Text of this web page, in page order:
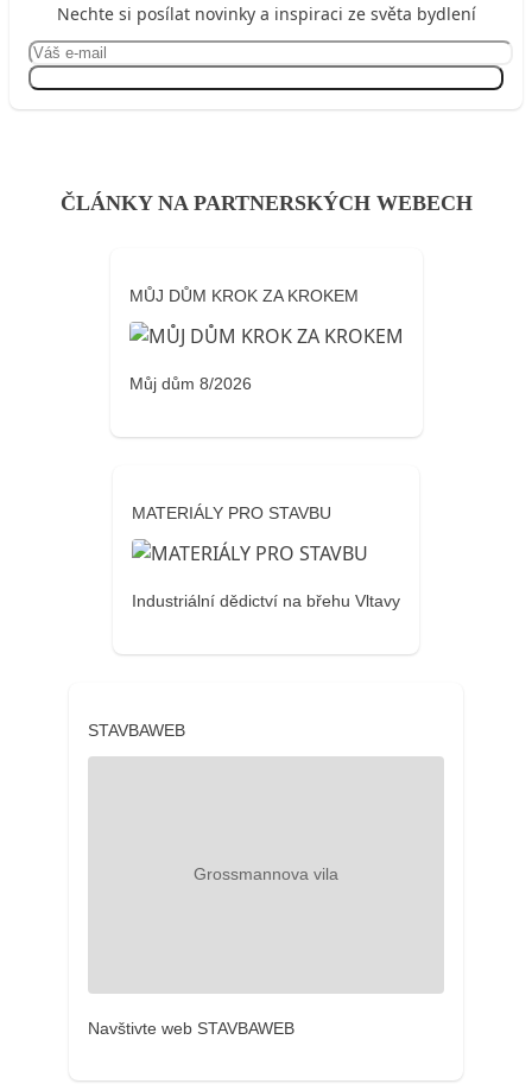
Nechte si posílat novinky a inspiraci ze světa bydlení
ČLÁNKY NA PARTNERSKÝCH WEBECH
MŮJ DŮM KROK ZA KROKEM
Můj dům 8/2026
MATERIÁLY PRO STAVBU
Industriální dědictví na břehu Vltavy
STAVBAWEB
Navštivte web STAVBAWEB